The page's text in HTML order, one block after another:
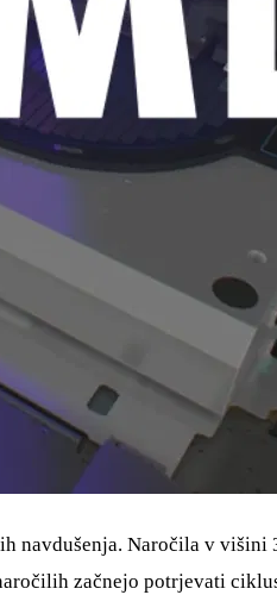
Naročila v višini
začnejo potrjevati